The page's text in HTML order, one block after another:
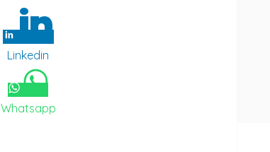
Linkedin
Whatsapp